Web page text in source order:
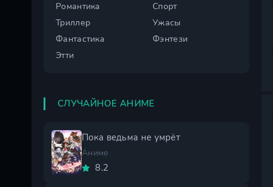
Романтика
Спорт
Триллер
Ужасы
Фантастика
Фэнтези
Этти
СЛУЧАЙНОЕ АНИМЕ
Пока ведьма не умрёт
Аниме
8.2